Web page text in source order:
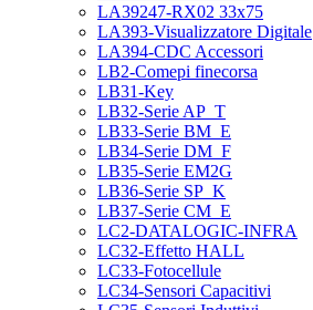
LA39247-RX02 33x75
LA393-Visualizzatore Digitale
LA394-CDC Accessori
LB2-Comepi finecorsa
LB31-Key
LB32-Serie AP_T
LB33-Serie BM_E
LB34-Serie DM_F
LB35-Serie EM2G
LB36-Serie SP_K
LB37-Serie CM_E
LC2-DATALOGIC-INFRA
LC32-Effetto HALL
LC33-Fotocellule
LC34-Sensori Capacitivi